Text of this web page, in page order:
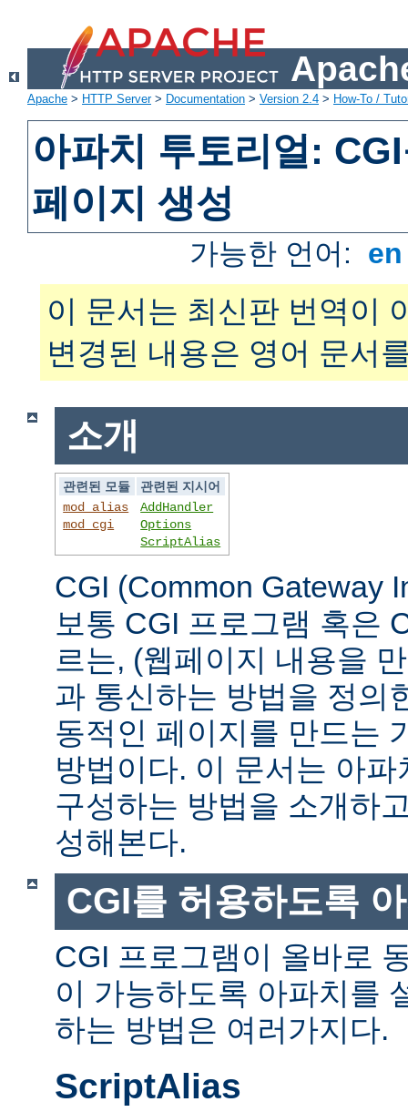
Apache > HTTP Server> Documentation > Version 2.4 > How-To /
아파치 투토리얼:
페이지 생성
가능한 언어:
이 문서는 최신판 번역이
변경된 내용은 영어 문서
소개
관련된 모듈
관련된 지시어
mod_alias
mod_cgi
AddHandler
Options
ScriptAlias
CGI (Common Gateway
보통 CGI 프로그램 혹은
르는, (웹페이지 내용을
과 통신하는 방법을 정의
동적인 페이지를 만드는
방법이다. 이 문서는 아
구성하는 방법을 소개하
성해본다.
CGI를 허용하도록
CGI 프로그램이 올바로
이 가능하도록 아파치를
하는 방법은 여러가지다.
ScriptAlias